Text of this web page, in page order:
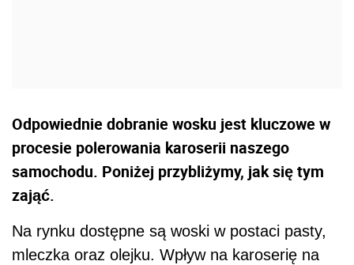
Odpowiednie dobranie wosku jest kluczowe w
procesie polerowania karoserii naszego
samochodu. Poniżej przybliżymy, jak się tym
zająć.
Na rynku dostępne są woski w postaci pasty,
mleczka oraz olejku. Wpływ na karoserię na